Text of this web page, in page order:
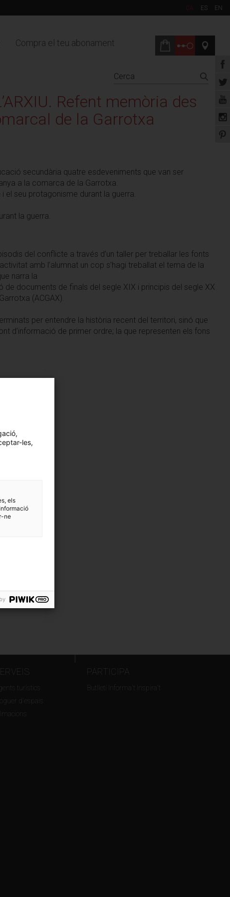
CA ES EN
Compra el teu abonament
Refent memòria des
de la Garrotxa
secundària quatre esdeveniments que van ser
a la comarca de la Garrotxa.
seu protagonisme durant la guerra.
la guerra.
del conflicte a través d’un taller per treballar les fonts
amb l’alumnat un cop s’hagi treballat el tema de la
narra la
documents de finals del segle XIX i principis del segle XX
(ACGAX).
per entendre la història recent del territori, sinó que
d’informació de primer ordre; la que representen els fons
turístics
d'espais
PARTICIPA
Butlletí Informa't Inspira't
les,
els
ne